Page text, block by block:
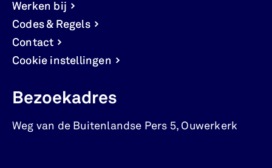
Werken bij
Codes & Regels
Contact
Cookie instellingen
Bezoekadres
Weg van de Buitenlandse Pers 5, Ouwerkerk